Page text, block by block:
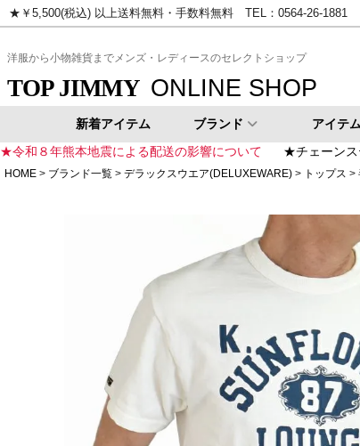
★￥5,500(税込) 以上送料無料・手数料無料 TEL：0564-26-1881
洋服から小物雑貨までメンズ・レディースのセレクトショップ
TOP JIMMY ONLINE SHOP
新着アイテム ブランド アイテム
ピンク
イエロー ゴールド
★令和８年熊本地震による配送の影響について ★チェーンス
HOME ブランド一覧 デラックスウエア(DELUXEWARE) トップス